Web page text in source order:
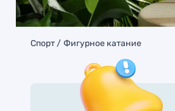
Спорт Фигурное катание